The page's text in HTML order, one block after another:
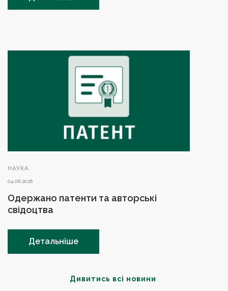
Дивитись всі новини
НАУКА
04.08.2026
Одержано патенти та авторські
свідоцтва
Детальніше